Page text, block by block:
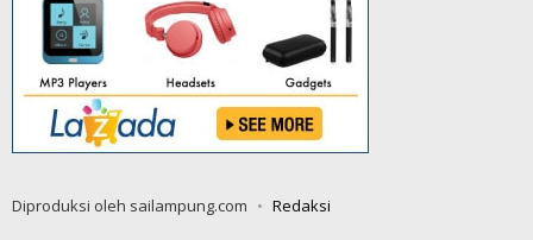
Diproduksi oleh sailampung.com Redaksi